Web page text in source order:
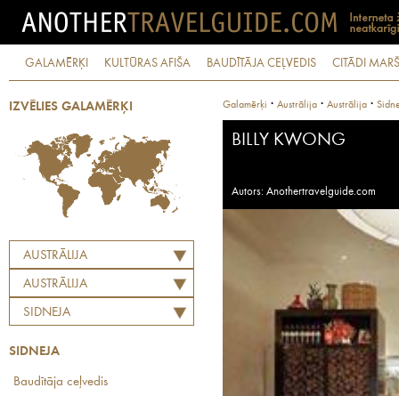
GALAMĒRĶI KULTŪRAS AFIŠA BAUDĪTĀJA CEĻVEDIS CITĀDI
IZVĒLIES GALAMĒRĶI
AUSTRĀLIJA
AUSTRĀLIJA
SIDNEJA
SIDNEJA
Baudītāja ceļvedis
Galamērķi · Austrālija · Austrālija ·
BILLY KWONG
Autors: Anothertravelguide.com